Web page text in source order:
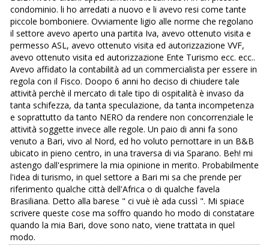
condominio. li ho arredati a nuovo e li avevo resi come tante
piccole bomboniere. Ovviamente ligio alle norme che regolano
il settore avevo aperto una partita Iva, avevo ottenuto visita e
permesso ASL, avevo ottenuto visita ed autorizzazione VVF,
avevo ottenuto visita ed autorizzazione Ente Turismo ecc. ecc..
Avevo affidato la contabilità ad un commercialista per essere in
regola con il Fisco. Doopo 6 anni ho deciso di chiudere tale
attività perchè il mercato di tale tipo di ospitalità è invaso da
tanta schifezza, da tanta speculazione, da tanta incompetenza
e soprattutto da tanto NERO da rendere non concorrenziale le
attività soggette invece alle regole. Un paio di anni fa sono
venuto a Bari, vivo al Nord, ed ho voluto pernottare in un B&B
ubicato in pieno centro, in una traversa di via Sparano. Beh! mi
astengo dall'esprimere la mia opinione in merito. Probabilmente
l'idea di turismo, in quel settore a Bari mi sa che prende per
riferimento qualche città dell'Africa o di qualche favela
Brasiliana. Detto alla barese " ci vuè iè ada cussì ". Mi spiace
scrivere queste cose ma soffro quando ho modo di constatare
quando la mia Bari, dove sono nato, viene trattata in quel
modo.